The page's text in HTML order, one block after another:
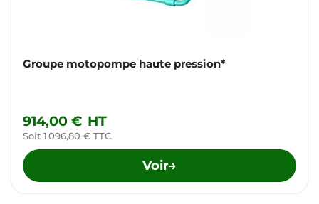
Groupe motopompe haute pression*
914,00 € HT
Soit 1 096,80 € TTC
Voir→